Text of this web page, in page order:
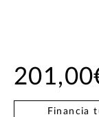
Financia